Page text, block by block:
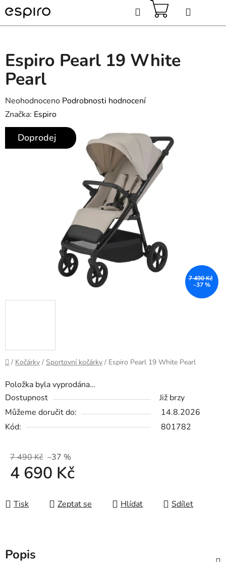
Přejít
na
obsah
Hledat
KOŠÍK
Domů
/ Kočárky / Sportovní kočárky / Espiro Pearl 19 White Pearl
Položka byla vyprodána…
Dostupnost
Již brzy
Můžeme doručit do:
14.8.2026
Kód:
801782
7 490 Kč –37 %
4 690 Kč
Tisk
Zeptat se Hlídat Sdílet
Espiro Pearl 19 White
Pearl
Průměrné
hodnocení
produktu
Neohodnoceno Podrobnosti hodnocení
Značka: Espiro
Doprodej
7 490 Kč
–37 %
Popis